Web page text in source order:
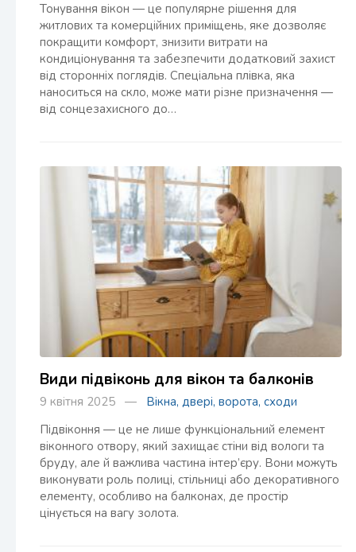
Тонування вікон — це популярне рішення для
житлових та комерційних приміщень, яке дозволяє
покращити комфорт, знизити витрати на
кондиціонування та забезпечити додатковий захист
від сторонніх поглядів. Спеціальна плівка, яка
наноситься на скло, може мати різне призначення —
від сонцезахисного до…
Види підвіконь для вікон та балконів
9 квітня 2025 — Вікна, двері, ворота, сходи
Підвіконня — це не лише функціональний елемент
віконного отвору, який захищає стіни від вологи та
бруду, але й важлива частина інтер’єру. Вони можуть
виконувати роль полиці, стільниці або декоративного
елементу, особливо на балконах, де простір
цінується на вагу золота.